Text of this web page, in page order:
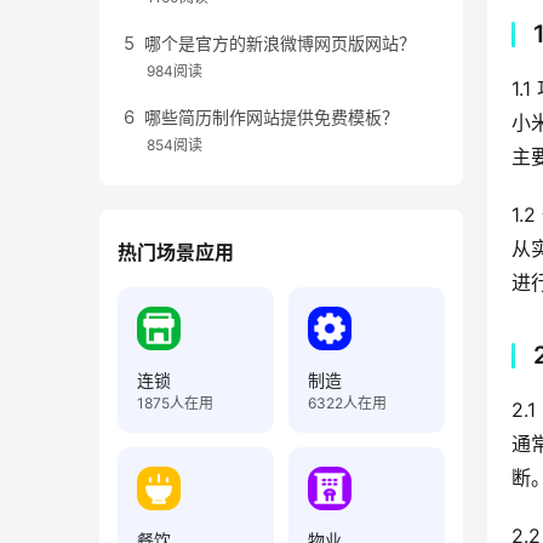
1.1
小
主
从
进
通
断
哪个是官方的新浪微博网页版网站？
984阅读
哪些简历制作网站提供免费模板？
854阅读
热门场景应用
连锁
1875人在用
制造
6322人在用